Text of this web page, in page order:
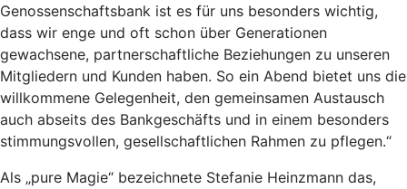
Genossenschaftsbank ist es für uns besonders wichtig,
dass wir enge und oft schon über Generationen
gewachsene, partnerschaftliche Beziehungen zu unseren
Mitgliedern und Kunden haben. So ein Abend bietet uns die
willkommene Gelegenheit, den gemeinsamen Austausch
auch abseits des Bankgeschäfts und in einem besonders
stimmungsvollen, gesellschaftlichen Rahmen zu pflegen.“
Als „pure Magie“ bezeichnete Stefanie Heinzmann das,